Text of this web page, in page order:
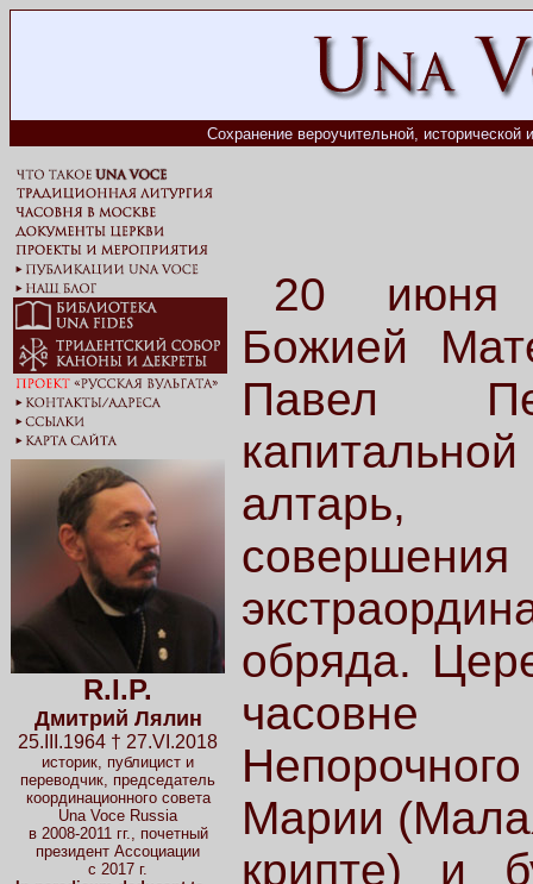
Сохранение вероучительной, исторической
R.I.P.
Дмитрий Лялин
25.III.1964 † 27.VI.2018
историк, публицист и
переводчик, председатель
координационного совета
Una Voce Russia
в 2008-2011 гг., почетный
президент Ассоциации
с 2017 г.
20 июня
Божией
Павел
алтарь,
обряда.
часовне
Марии
крипте) и